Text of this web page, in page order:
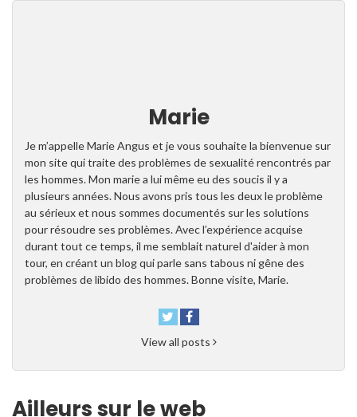
Marie
Je m’appelle Marie Angus et je vous souhaite la bienvenue sur
mon site qui traite des problèmes de sexualité rencontrés par
les hommes. Mon marie a lui même eu des soucis il y a
plusieurs années. Nous avons pris tous les deux le problème
au sérieux et nous sommes documentés sur les solutions
pour résoudre ses problèmes. Avec l’expérience acquise
durant tout ce temps, il me semblait naturel d'aider à mon
tour, en créant un blog qui parle sans tabous ni gêne des
problèmes de libido des hommes. Bonne visite, Marie.
View all posts
Ailleurs sur le web